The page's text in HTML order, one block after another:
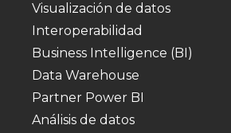
Visualización de datos
Interoperabilidad
Business Intelligence (BI)
Data Warehouse
Partner Power BI
Análisis de datos